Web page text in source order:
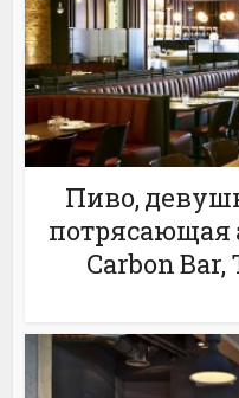
Пиво,
потрясающая
Carbon